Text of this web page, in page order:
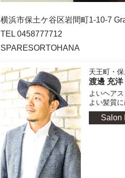
横浜市保土ケ谷区岩間町1-10-7
TEL 0458777712
SPARESORTOHANA
天王町・
渡邊 充洋
よいヘア
よい髪質
Salon